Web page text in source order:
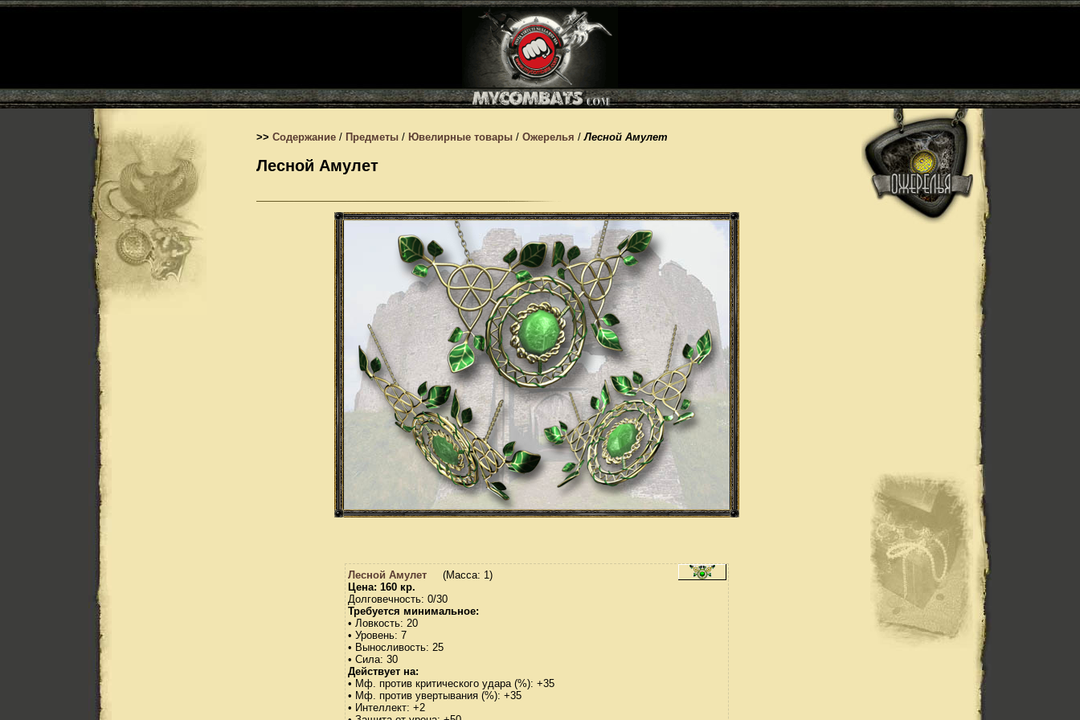
>> Содержание / Предметы / Ювелирные товары / Ожерелья /Лесной Амулет
Лесной Амулет
Лесной Амулет
(Масса: 1)
Цена: 160 кр.
Долговечность: 0/30
Требуется минимальное:
• Ловкость: 20
• Уровень: 7
• Выносливость: 25
• Сила: 30
Действует на:
• Мф. против критического удара (%): +35
• Мф. против увертывания (%): +35
• Интеллект: +2